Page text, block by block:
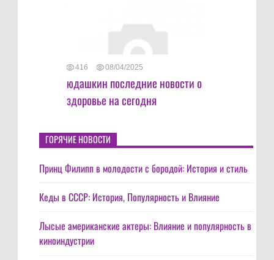
416 08/04/2025
юдашкин последние новости о
здоровье на сегодня
ГОРЯЧИЕ НОВОСТИ
Принц Филипп в молодости с бородой: История и стиль
Кеды в СССР: История, Популярность и Влияние
Лысые американские актеры: Влияние и популярность в
киноиндустрии